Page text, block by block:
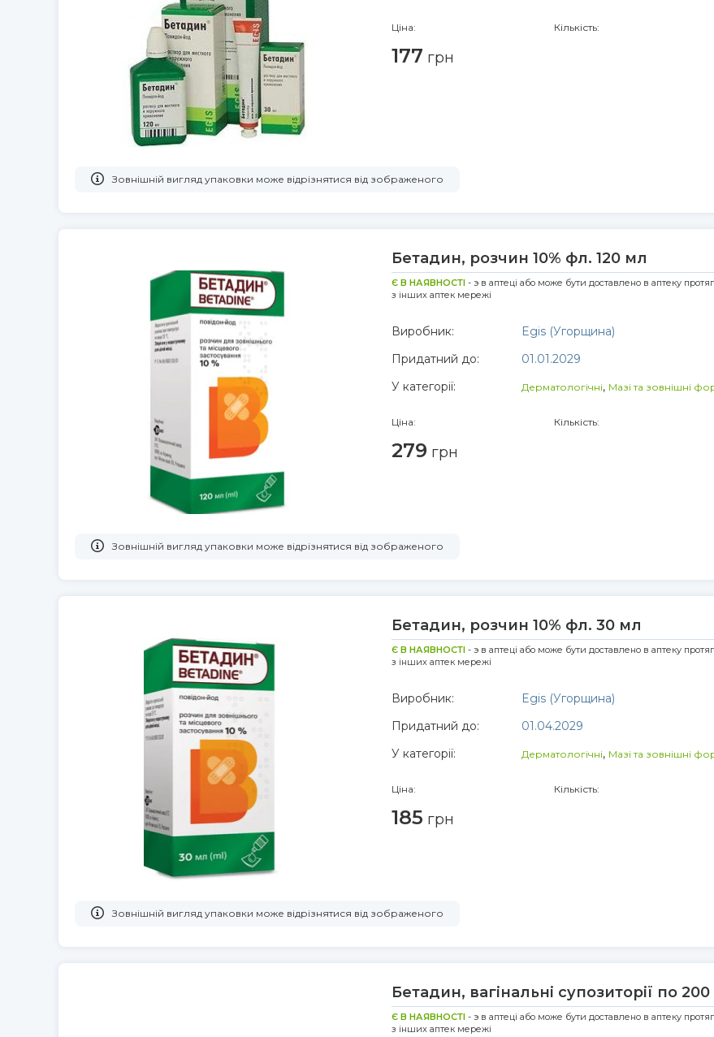
Ціна:
177 грн
Кількість:
Зовнішній вигляд упаковки може відрізнятися від зображеного
Бетадин, розчин 10% фл. 120 мл
Є В НАЯВНОСТІ - э в аптеці або може бути доставлено в аптеку
з інших аптек мережі
Виробник:
Egis (Угорщина)
Придатний до:
01.01.2029
У категорії:
Дерматологічні, Мазі та зовнішні
Ціна:
279 грн
Кількість:
Зовнішній вигляд упаковки може відрізнятися від зображеного
Бетадин, розчин 10% фл. 30 мл
Є В НАЯВНОСТІ - э в аптеці або може бути доставлено в аптеку
з інших аптек мережі
Виробник:
Egis (Угорщина)
Придатний до:
01.04.2029
У категорії:
Дерматологічні, Мазі та зовнішні
Ціна:
185 грн
Кількість:
Зовнішній вигляд упаковки може відрізнятися від зображеного
Бетадин, вагінальні супозиторії по
Є В НАЯВНОСТІ - э в аптеці або може бути доставлено в аптеку
з інших аптек мережі